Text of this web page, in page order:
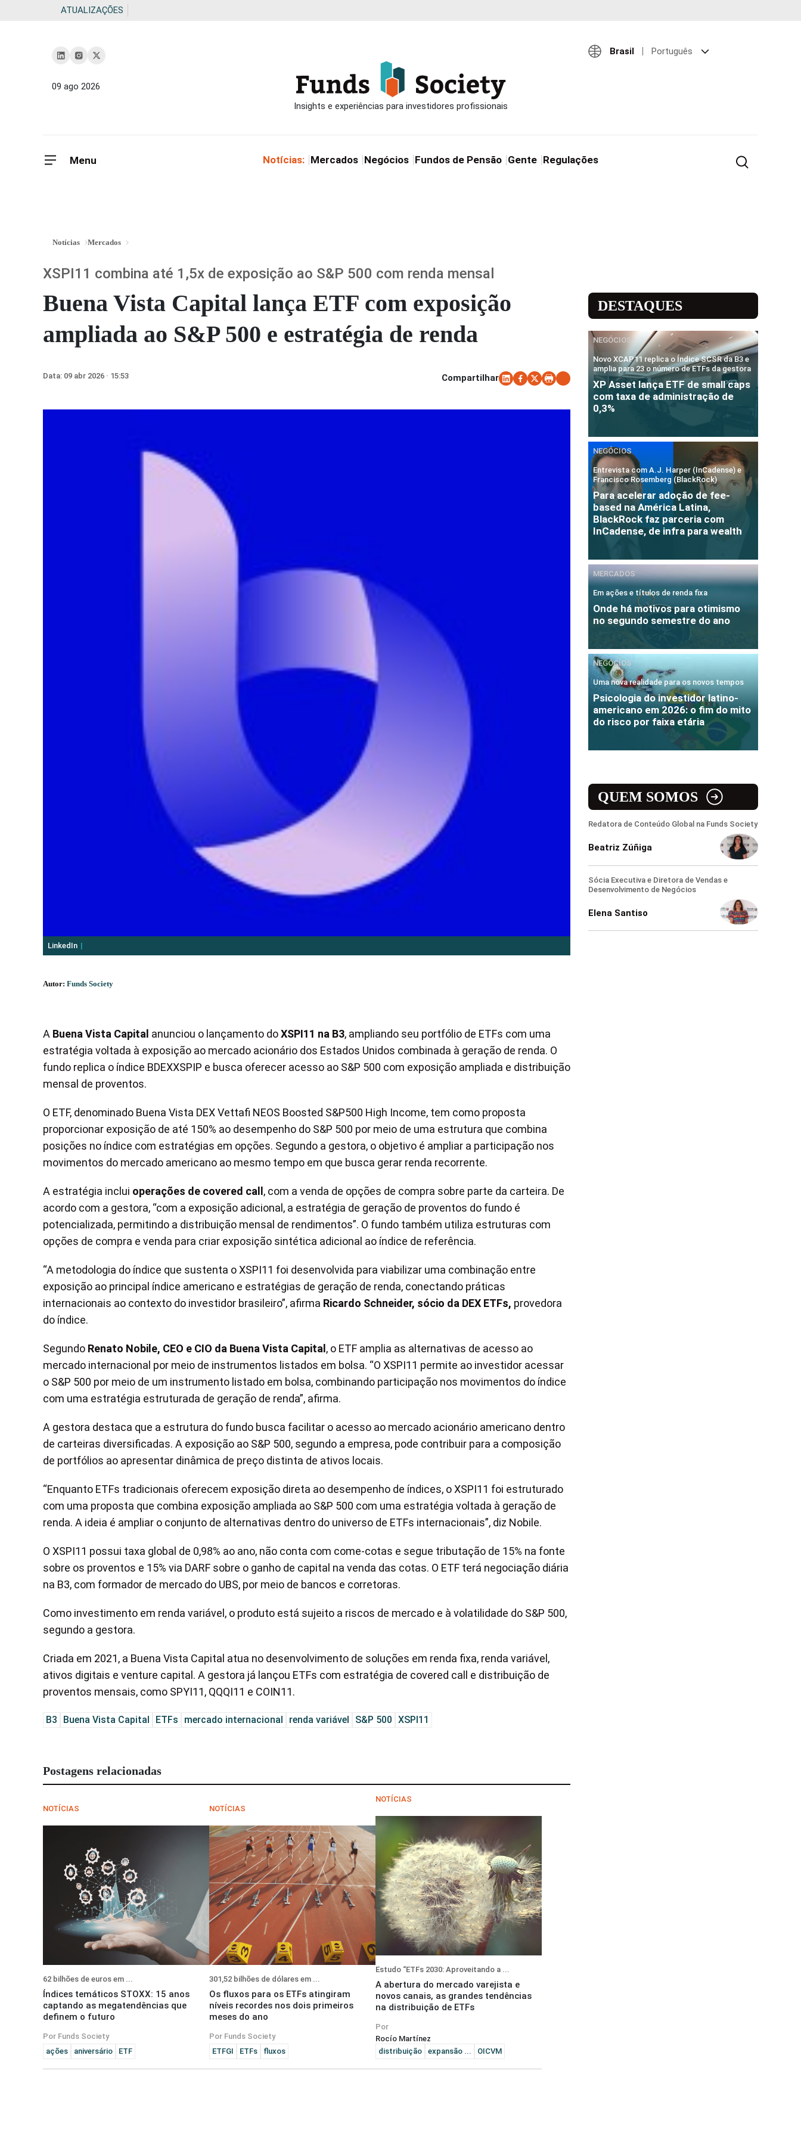
ATUALIZAÇÕES
09 ago 2026
Brasil Português
Menu Notícias: Mercados Negócios Fundos de Pensão Gente Regulações
Notícias Mercados
Buena Vista Capital lança ETF com exposição
ampliada ao S&P 500 e estratégia de renda
XSPI11 combina até 1,5x de exposição ao S&P 500 com renda mensal
Data: 09 abr 2026 · 15:53 Compartilhar
LinkedIn
Autor: Funds Society
A Buena Vista Capital anunciou o lançamento doXSPI11 na B3, ampliando seu portfólio de ETFs com uma
estratégia voltada à exposição ao mercado acionário dos Estados Unidos combinada à geração de renda. O
fundo replica o índice BDEXXSPIP e busca oferecer acesso ao S&P 500 com exposição ampliada e distribuição
mensal de proventos.
O ETF, denominado Buena Vista DEX Vettafi NEOS Boosted S&P500 High Income, tem como proposta
proporcionar exposição de até 150% ao desempenho do S&P 500 por meio de uma estrutura que combina
posições no índice com estratégias em opções. Segundo a gestora, o objetivo é ampliar a participação nos
movimentos do mercado americano ao mesmo tempo em que busca gerar renda recorrente.
A estratégia inclui operações de covered call, com a venda de opções de compra sobre parte da carteira. De
acordo com a gestora, “com a exposição adicional, a estratégia de geração de proventos do fundo é
potencializada, permitindo a distribuição mensal de rendimentos”. O fundo também utiliza estruturas com
opções de compra e venda para criar exposição sintética adicional ao índice de referência.
“A metodologia do índice que sustenta o XSPI11 foi desenvolvida para viabilizar uma combinação entre
exposição ao principal índice americano e estratégias de geração de renda, conectando práticas
internacionais ao contexto do investidor brasileiro”, afirma Ricardo Schneider, sócio da DEX ETFs, provedora
do índice.
Segundo Renato Nobile, CEO e CIO da Buena Vista Capital, o ETF amplia as alternativas de acesso ao
mercado internacional por meio de instrumentos listados em bolsa. “O XSPI11 permite ao investidor acessar
o S&P 500 por meio de um instrumento listado em bolsa, combinando participação nos movimentos do índice
com uma estratégia estruturada de geração de renda”, afirma.
A gestora destaca que a estrutura do fundo busca facilitar o acesso ao mercado acionário americano dentro
de carteiras diversificadas. A exposição ao S&P 500, segundo a empresa, pode contribuir para a composição
de portfólios ao apresentar dinâmica de preço distinta de ativos locais.
“Enquanto ETFs tradicionais oferecem exposição direta ao desempenho de índices, o XSPI11 foi estruturado
com uma proposta que combina exposição ampliada ao S&P 500 com uma estratégia voltada à geração de
renda. A ideia é ampliar o conjunto de alternativas dentro do universo de ETFs internacionais”, diz Nobile.
O XSPI11 possui taxa global de 0,98% ao ano, não conta com come-cotas e segue tributação de 15% na fonte
sobre os proventos e 15% via DARF sobre o ganho de capital na venda das cotas. O ETF terá negociação diária
na B3, com formador de mercado do UBS, por meio de bancos e corretoras.
Como investimento em renda variável, o produto está sujeito a riscos de mercado e à volatilidade do S&P 500,
segundo a gestora.
Criada em 2021, a Buena Vista Capital atua no desenvolvimento de soluções em renda fixa, renda variável,
ativos digitais e venture capital. A gestora já lançou ETFs com estratégia de covered call e distribuição de
proventos mensais, como SPYI11, QQQI11 e COIN11.
B3 Buena Vista Capital ETFs mercado internacional renda variável S&P 500 XSPI11
Postagens relacionadas
NOTÍCIAS
62 bilhões de euros em ...
Índices temáticos STOXX: 15 anos
captando as megatendências que
definem o futuro
Por Funds Society
ações
aniversário ETF
NOTÍCIAS
301,52 bilhões de dólares em ...
Os fluxos para os ETFs atingiram
níveis recordes nos dois primeiros
meses do ano
Por Funds Society
ETFGI
ETFs fluxos
NOTÍCIAS
Estudo “ETFs 2030: Aproveitando a ...
A abertura do mercado varejista e
novos canais, as grandes tendências
na distribuição de ETFs
Por
Rocío Martínez
distribuição
expansão ... OICVM
DESTAQUES
NEGÓCIOS
Novo XCAP11 replica o Índice SCSR da B3 e
amplia para 23 o número de ETFs da gestora
XP Asset lança ETF de small caps
com taxa de administração de
0,3%
NEGÓCIOS
Entrevista com A.J. Harper (InCadense) e
Francisco Rosemberg (BlackRock)
Para acelerar adoção de fee-
based na América Latina,
BlackRock faz parceria com
InCadense, de infra para wealth
MERCADOS
Em ações e títulos de renda fixa
Onde há motivos para otimismo
no segundo semestre do ano
NEGÓCIOS
Uma nova realidade para os novos tempos
Psicologia do investidor latino-
americano em 2026: o fim do mito
do risco por faixa etária
QUEM SOMOS
Redatora de Conteúdo Global na Funds Society
Beatriz Zúñiga
Sócia Executiva e Diretora de Vendas e
Desenvolvimento de Negócios
Elena Santiso